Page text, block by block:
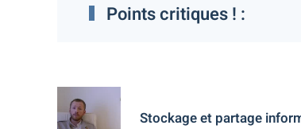
Points critiques ! :
Stockage et partage